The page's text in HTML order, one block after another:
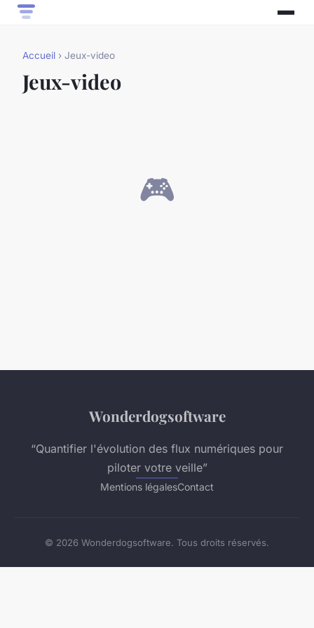
Accueil › Jeux-video
Jeux-video
🎮
Wonderdogsoftware
“Quantifier l'évolution des flux numériques pour
piloter votre veille”
Mentions légalesContact
© 2026 Wonderdogsoftware. Tous droits réservés.